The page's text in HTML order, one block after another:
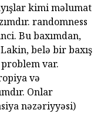
kimi məlumat
randomness
Bu baxımdan,
belə bir baxış
var.
və
Onlar
nəzəriyyəsi)